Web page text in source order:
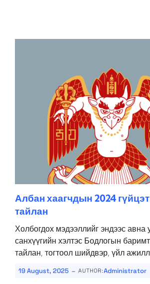
Албан хаагчдын 2024
тайлан
Холбогдох мэдээллийг эндээс авна
санхүүгийн хэлтэс Бодлогын
тайлан, тогтоол шийдвэр, үйл
19 August, 2025 - AUTHOR:Administrator